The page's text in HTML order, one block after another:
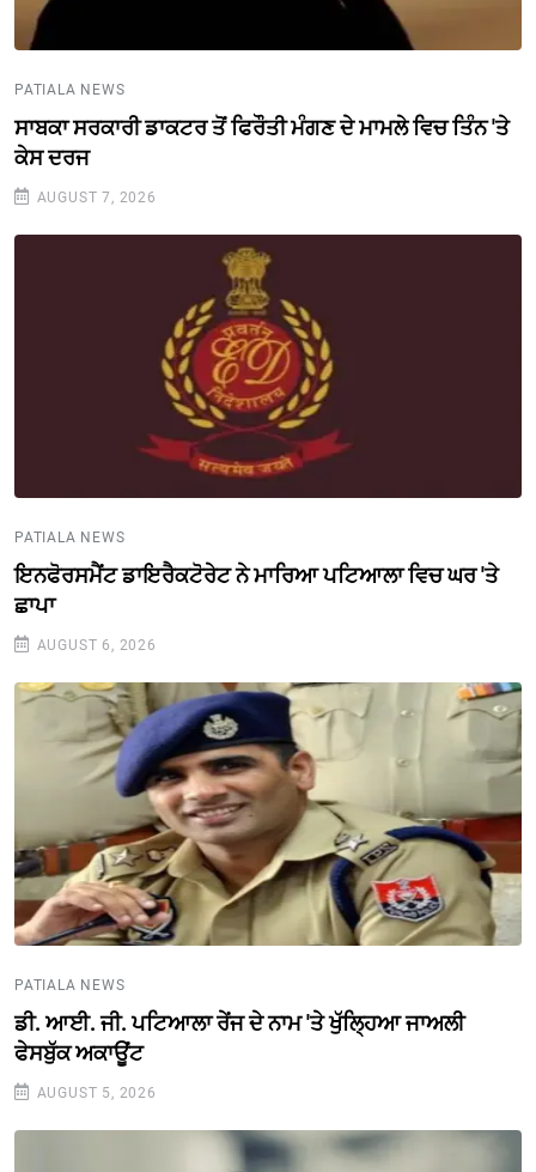
PATIALA NEWS
ਸਾਬਕਾ ਸਰਕਾਰੀ ਡਾਕਟਰ ਤੋਂ ਫਿਰੌਤੀ ਮੰਗਣ ਦੇ ਮਾਮਲੇ ਵਿਚ ਤਿੰਨ 'ਤੇ
ਕੇਸ ਦਰਜ
AUGUST 7, 2026
PATIALA NEWS
ਇਨਫੋਰਸਮੈਂਟ ਡਾਇਰੈਕਟੋਰੇਟ ਨੇ ਮਾਰਿਆ ਪਟਿਆਲਾ ਵਿਚ ਘਰ 'ਤੇ
ਛਾਪਾ
AUGUST 6, 2026
PATIALA NEWS
ਡੀ. ਆਈ. ਜੀ. ਪਟਿਆਲਾ ਰੇਂਜ ਦੇ ਨਾਮ 'ਤੇ ਖੁੱਲ੍ਹਿਆ ਜਾਅਲੀ
ਫੇਸਬੁੱਕ ਅਕਾਊਂਟ
AUGUST 5, 2026